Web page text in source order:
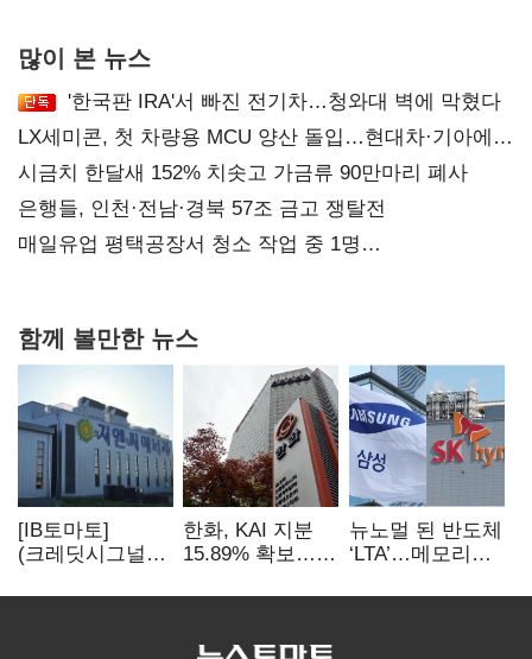
많이 본 뉴스
'한국판 IRA'서 빠진 전기차…청와대 벽에 막혔다
LX세미콘, 첫 차량용 MCU 양산 돌입…현대차·기아에
공급
시금치 한달새 152% 치솟고 가금류 90만마리 폐사
은행들, 인천·전남·경북 57조 금고 쟁탈전
매일유업 평택공장서 청소 작업 중 1명
함께 볼만한 뉴스
[IB토마토]
(크레딧시그널)
데이터센터 타고
한화, KAI 지분
15.89% 확보…
신청 예정
뉴노멀 된 반도체
‘LTA’…메모리
54조 선불 계약